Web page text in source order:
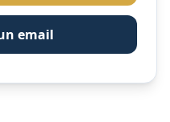
email